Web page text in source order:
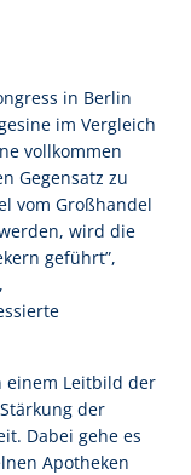
in Berlin
im Vergleich
vollkommen
Gegensatz zu
vom Großhandel
wird die
geführt”,
einem Leitbild der
der
Dabei gehe es
Apotheken